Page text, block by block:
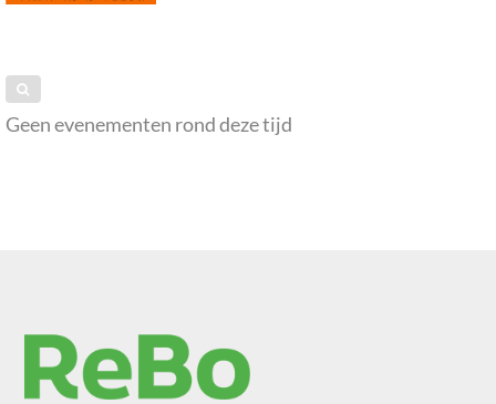
Geen evenementen rond deze tijd